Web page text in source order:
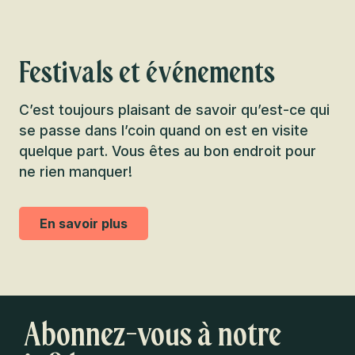
Festivals et événements
C’est toujours plaisant de savoir qu’est-ce qui
se passe dans l’coin quand on est en visite
quelque part. Vous êtes au bon endroit pour
ne rien manquer!
En savoir plus
Abonnez-vous à notre